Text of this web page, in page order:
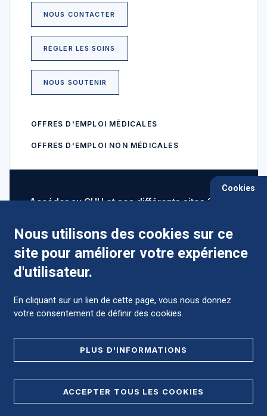
NOUS CONTACTER
RÉGLER LES SOINS
NOUS SOUTENIR
OFFRES D'EMPLOI MÉDICALES
OFFRES D'EMPLOI NON MÉDICALES
Accéder au CHU et ses différents sites ?
Comment préparer mon hospitalisation ?
Cookies
Nous utilisons des cookies sur ce
site pour améliorer votre expérience
d'utilisateur.
En cliquant sur un lien de cette page, vous nous donnez
votre consentement de définir des cookies.
PLUS D'INFORMATIONS
ACCEPTER TOUS LES COOKIES